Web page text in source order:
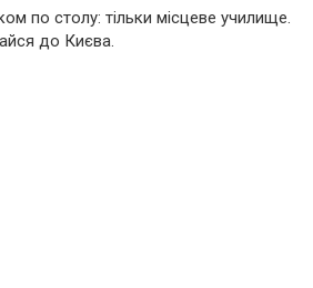
по столу: тільки місцеве училище.
до Києва.